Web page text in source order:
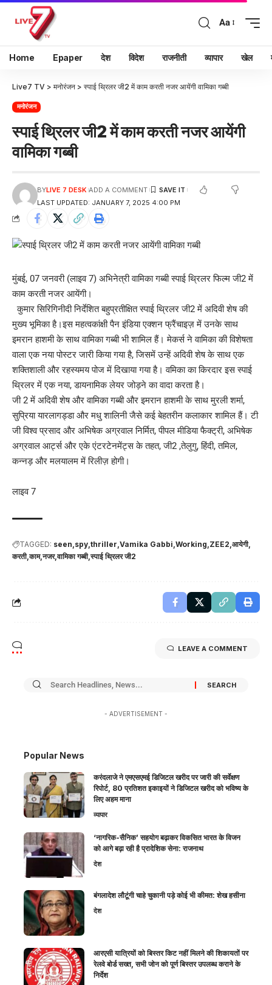
Aa
Home Epaper देश विदेश राजनीती व्यापार खेल
Live7 TV > मनोरंजन > स्पाई थ्रिलर जी2 में काम करती नजर आयेंगी वामिका गब्बी
मनोरंजन
स्पाई थ्रिलर जी2 में काम करती नजर आयेंगी
वामिका गब्बी
LAST UPDATED: JANUARY 7, 2025 4:00 PM
BYLIVE 7 DESK ADD A COMMENT
मुंबई, 07 जनवरी (लाइव 7) अभिनेत्री वामिका गब्बी स्पाई थ्रिलर फिल्म जी2 में
काम करती नजर आयेंगी।
कुमार सिरिगिनीदी निर्देशित बहुप्रतीक्षित स्पाई थ्रिलर जी2 में अदिवी शेष की
मुख्य भूमिका है।इस महत्वकांक्षी पैन इंडिया एक्शन फ्रैंचाइज़ में उनके साथ
इमरान हाशमी के साथ वामिका गब्बी भी शामिल हैं। मेकर्स ने वामिका की विशेषता
वाला एक नया पोस्टर जारी किया गया है, जिसमें उन्हें अदिवी शेष के साथ एक
शक्तिशाली और रहस्यमय पोज में दिखाया गया है। वमिका का किरदार इस स्पाई
थ्रिलर में एक नया, डायनामिक लेयर जोड़ने का वादा करता है।
जी 2 में अदिवी शेष और वामिका गब्बी और इमरान हाशमी के साथ मुरली शर्मा,
सुप्रिया यारलागड्डा और मधु शालिनी जैसे कई बेहतरीन कलाकार शामिल हैं। टी
जी विश्व प्रसाद और अभिषेक अग्रवाल निर्मित, पीपल मीडिया फैक्ट्री, अभिषेक
अग्रवाल आर्ट्स और एके एंटरटेनमेंट्स के तहत, जी2 ,तेलुगु, हिंदी, तमिल,
कन्नड़ और मलयालम में रिलीज़ होगी।
लाइव 7
TAGGED: seen spy thriller Vamika Gabbi Working ZEE2 आयेगी
करती काम नजर वामिका गब्बी स्पाई थ्रिलर जी2
LEAVE A COMMENT
- ADVERTISEMENT -
Popular News
करंदलाजे ने एमएसएमई डिजिटल खरीद पर जारी की सर्वेक्षण
रिपोर्ट, 80 प्रतिशत इकाइयों ने डिजिटल खरीद को भविष्य के
लिए अहम माना
व्यापार
‘नागरिक-सैनिक’ सहयोग बढ़ाकर विकसित भारत के विजन
को आगे बढ़ा रही है प्रादेशिक सेना: राजनाथ
देश
बंगलादेश लौटूंगी चाहे चुकानी पड़े कोई भी कीमत: शेख हसीना
देश
आरएसी यात्रियों को बिस्तर किट नहीं मिलने की शिकायतों पर
रेलवे बोर्ड सख्त, सभी जोन को पूर्ण बिस्तर उपलब्ध कराने के
निर्देश